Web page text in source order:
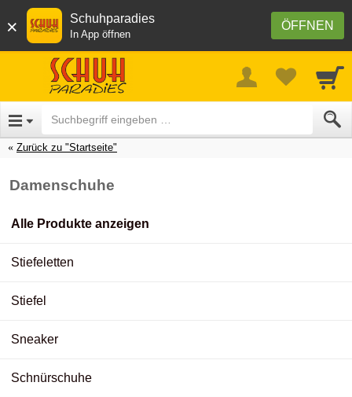
× ÖFFNEN
Schuhparadies
In App öffnen
Zurück zu "Startseite"
Damenschuhe
Alle Produkte anzeigen
Stiefeletten
Stiefel
Sneaker
Schnürschuhe